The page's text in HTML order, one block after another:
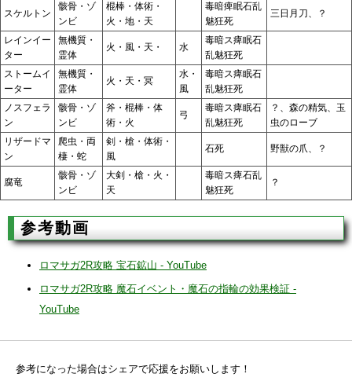
スケルトン
骸骨・ゾ
ンビ
棍棒・体術・
火・地・天
毒暗痺眠石乱
魅狂死
三日月刀、？
レインイー
ター
無機質・
霊体
火・風・天・ 水
毒暗ス痺眠石
乱魅狂死
ストームイ
ーター
無機質・
霊体
火・天・冥
水・
風
毒暗ス痺眠石
乱魅狂死
ノスフェラ
ン
骸骨・ゾ
ンビ
斧・棍棒・体
術・火
弓
毒暗ス痺眠石
乱魅狂死
？、森の精気、玉
虫のローブ
リザードマ
ン
爬虫・両
棲・蛇
剣・槍・体術・
風
石死 野獣の爪、？
腐竜
骸骨・ゾ
ンビ
大剣・槍・火・
天
毒暗ス痺石乱
魅狂死
？
参考動画
ロマサガ2R攻略 宝石鉱山 - YouTube
ロマサガ2R攻略 魔石イベント・魔石の指輪の効果検証 -
YouTube
参考になった場合はシェアで応援をお願いします！